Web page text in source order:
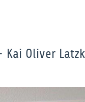
Kai Oliver